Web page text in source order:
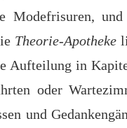
Modefrisuren,
Theorie-Apotheke
Aufteilung in
oder
und